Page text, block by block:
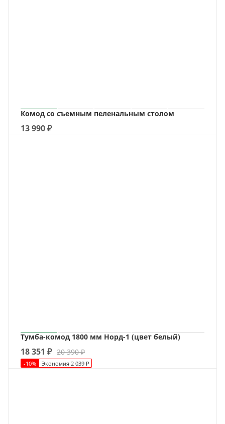
Комод со съемным пеленальным столом
13 990₽
Тумба-комод 1800 мм Норд-1 (цвет белый)
18 351 ₽ 20 390₽
-10% Экономия 2 039 ₽